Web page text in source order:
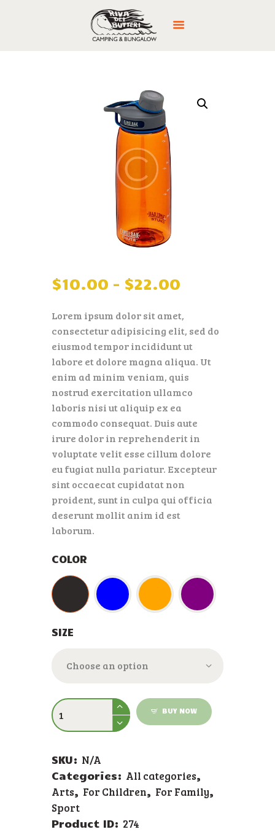
DESCRIZIONE
CALCOLA PREVENTIVO / RICHIESTA
DISPONIBILITÀ
PREZZI / CONDIZIONI GENERALI
F.A.Q. E REGOLAMENTO
POSIZIONE CAMPEGGIO
$10.00 – $22.00
Lorem ipsum dolor sit amet,
consectetur adipisicing elit, sed do
eiusmod tempor incididunt ut
labore et dolore magna aliqua. Ut
enim ad minim veniam, quis
nostrud exercitation ullamco
laboris nisi ut aliquip ex ea
commodo consequat. Duis aute
irure dolor in reprehenderit in
voluptate velit esse cillum dolore
eu fugiat nulla pariatur. Excepteur
sint occaecat cupidatat non
proident, sunt in culpa qui officia
deserunt mollit anim id est
laborum.
COLOR
SIZE
BUY NOW
SKU: N/A
Categories: All categories,
Arts, For Children, For Family,
Sport
Product ID: 274